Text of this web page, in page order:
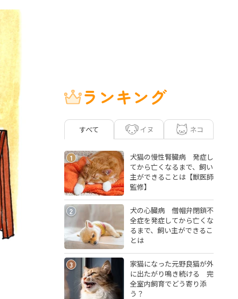
ランキング
すべて イヌ ネコ
1
犬猫の慢性腎臓病 発症し
てから亡くなるまで、飼い
主ができることは【獣医師
監修】
2
犬の心臓病 僧帽弁閉鎖不
全症を発症してから亡くな
るまで、飼い主ができるこ
とは
3
家猫になった元野良猫が外
に出たがり鳴き続ける 完
全室内飼育でどう寄り添
う？